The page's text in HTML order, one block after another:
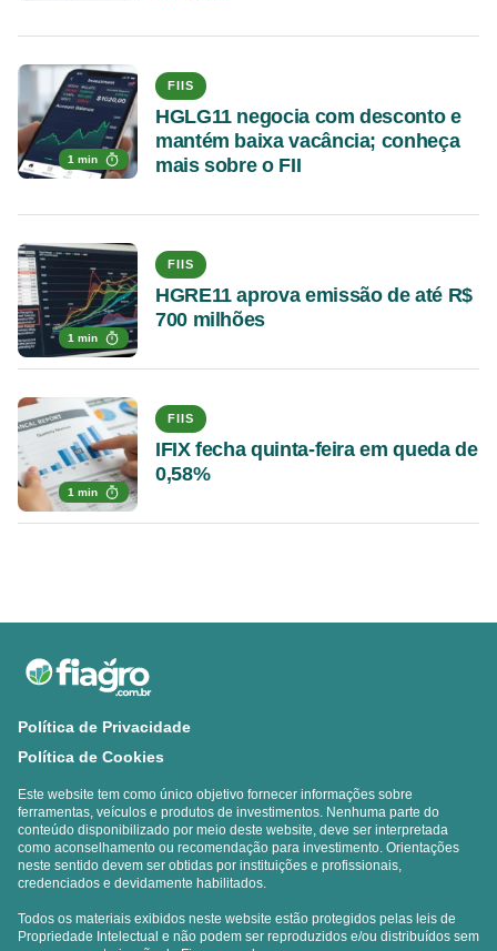
1 min
FIIS
HGLG11 negocia com desconto e
mantém baixa vacância; conheça
mais sobre o FII
1 min
FIIS
HGRE11 aprova emissão de até R$
700 milhões
1 min
FIIS
IFIX fecha quinta-feira em queda de
0,58%
Política de Privacidade
Política de Cookies
Este website tem como único objetivo fornecer informações sobre
ferramentas, veículos e produtos de investimentos. Nenhuma parte do
conteúdo disponibilizado por meio deste website, deve ser interpretada
como aconselhamento ou recomendação para investimento. Orientações
neste sentido devem ser obtidas por instituições e profissionais,
credenciados e devidamente habilitados.
Todos os materiais exibidos neste website estão protegidos pelas leis de
Propriedade Intelectual e não podem ser reproduzidos e/ou distribuídos sem